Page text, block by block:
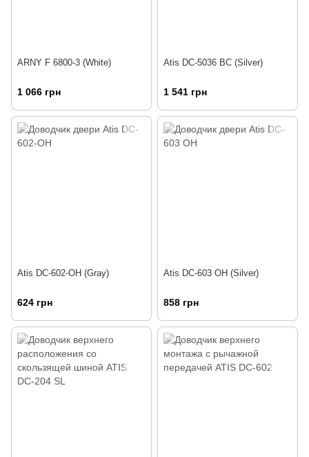
ARNY F 6800-3 (White)
1 066 грн
Atis DC-5036 BC (Silver)
1 541 грн
Atis DC-602-OH (Gray)
624 грн
Atis DC-603 OH (Silver)
858 грн